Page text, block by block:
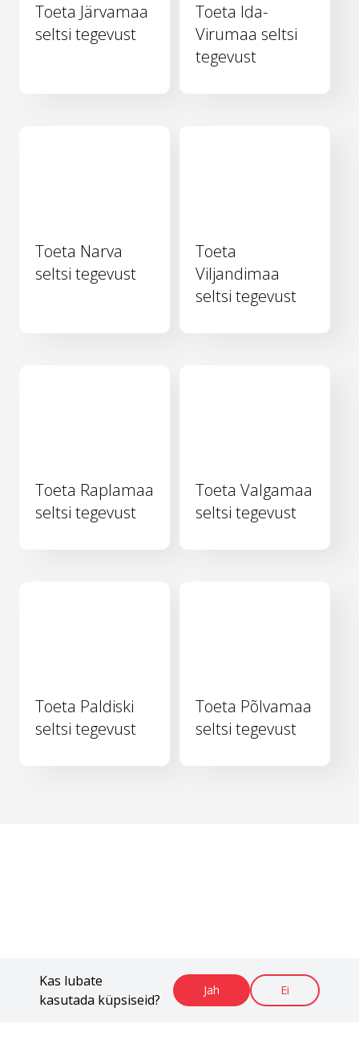
Kas lubate
kasutada küpsiseid?
Jah Ei
Toeta Järvamaa
seltsi tegevust
Toeta Ida-
Virumaa seltsi
tegevust
Toeta Narva
seltsi tegevust
Toeta
Viljandimaa
seltsi tegevust
Toeta Raplamaa
seltsi tegevust
Toeta Valgamaa
seltsi tegevust
Toeta Paldiski
seltsi tegevust
Toeta Põlvamaa
seltsi tegevust